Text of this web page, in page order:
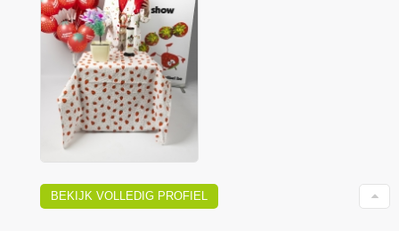
BEKIJK VOLLEDIG PROFIEL